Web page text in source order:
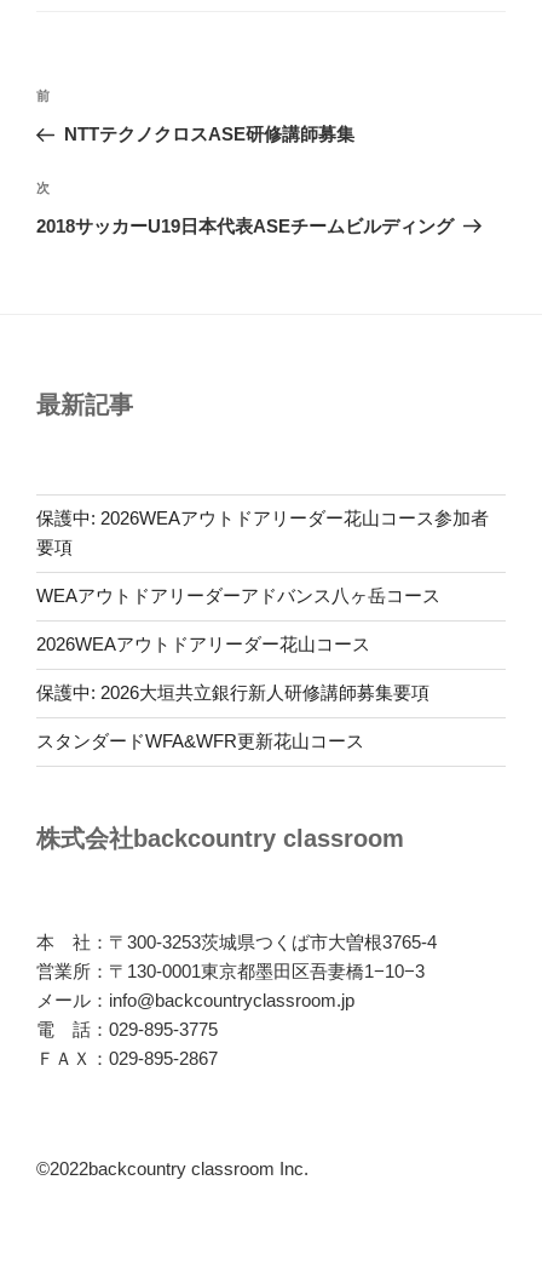
投
ナ
ビ
ゲ
前
の
稿
前
NTTテクノクロスASE研修講師募集
次
の
次
2018サッカーU19日本代表ASEチームビルディング
最新記事
保護中: 2026WEAアウトドアリーダー花山コース参加者
要項
WEAアウトドアリーダーアドバンス八ヶ岳コース
2026WEAアウトドアリーダー花山コース
保護中: 2026大垣共立銀行新人研修講師募集要項
スタンダードWFA&WFR更新花山コース
株式会社backcountry classroom
本 社：〒300-3253茨城県つくば市大曽根3765-4
営業所：〒130-0001東京都墨田区吾妻橋1−10−3
メール：info@backcountryclassroom.jp
電 話：029-895-3775
ＦＡＸ：029-895-2867
©2022backcountry classroom Inc.